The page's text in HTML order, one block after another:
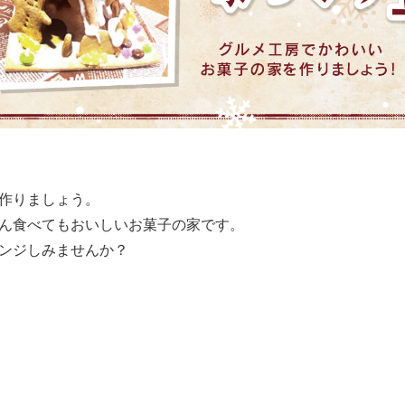
りましょう。
食べてもおいしいお菓子の家です。
ジしみませんか？